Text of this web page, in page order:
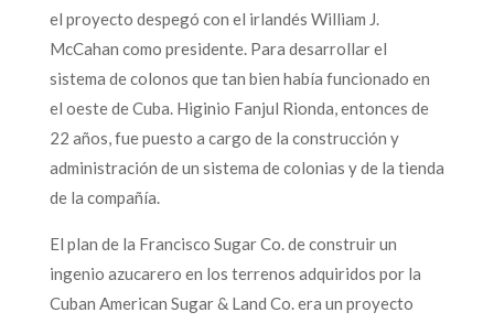
el proyecto despegó con el irlandés William J.
McCahan como presidente. Para desarrollar el
sistema de colonos que tan bien había funcionado en
el oeste de Cuba. Higinio Fanjul Rionda, entonces de
22 años, fue puesto a cargo de la construcción y
administración de un sistema de colonias y de la tienda
de la compañía.
El plan de la Francisco Sugar Co. de construir un
ingenio azucarero en los terrenos adquiridos por la
Cuban American Sugar & Land Co. era un proyecto